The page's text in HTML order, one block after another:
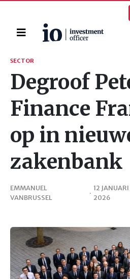
Home
Zoeken
SECTOR
Degroof
Finance
op in
zakenbank
EMMANUEL
VANBRUSSEL
·
12 JANUARI
2026